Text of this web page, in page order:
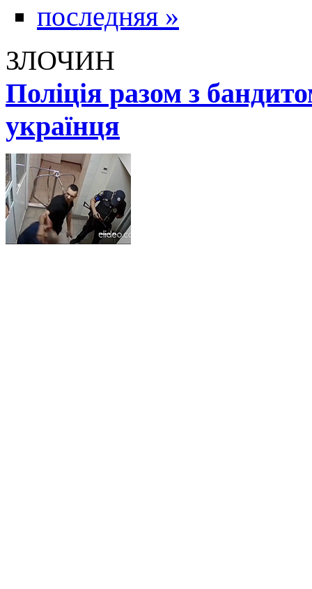
последняя »
ЗЛОЧИН
Поліція разом з
українця